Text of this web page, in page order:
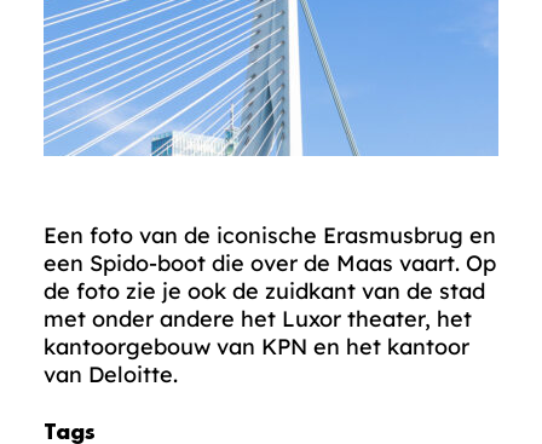
Een foto van de iconische Erasmusbrug en
een Spido-boot die over de Maas vaart. Op
de foto zie je ook de zuidkant van de stad
met onder andere het Luxor theater, het
kantoorgebouw van KPN en het kantoor
van Deloitte.
Tags